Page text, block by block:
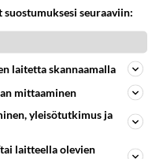
seuraaviin:
laitetta skannaamalla
mittaaminen
yleisötutkimus ja
laitteella olevien